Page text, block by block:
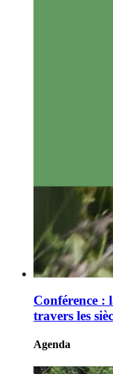
Conférence :
travers les
Agenda